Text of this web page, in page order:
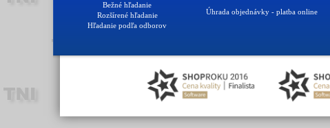
Bežné hľadanie
Rozšírené hľadanie
Hľadanie podľa odborov
Úhrada objednávky - platba online